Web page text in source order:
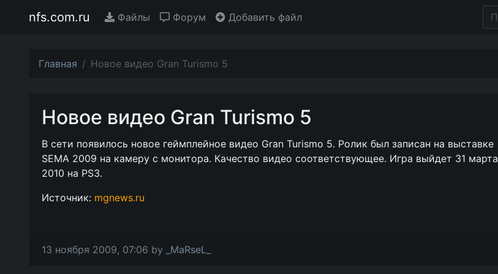
nfs.com.ru Файлы Форум Добавить файл
Главная Новое видео Gran Turismo 5
Новое видео Gran Turismo 5
В сети появилось новое геймплейное видео Gran Turismo 5. Ролик был записан на выставке
SEMA 2009 на камеру с монитора. Качество видео соответствующее. Игра выйдет 31 марта
2010 на PS3.
Источник: mgnews.ru
13 ноября 2009, 07:06 by _MaRseL_